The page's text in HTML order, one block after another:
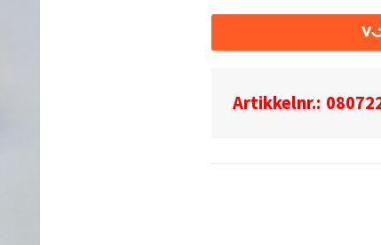
Artikkelnr.: